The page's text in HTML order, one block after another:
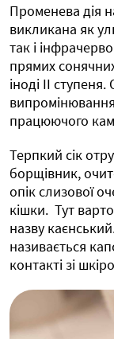
Променева дія
викликана як
так і
прямих
іноді ІІ
працюючого
Терпкий сік
борщівник,
опік слизової
кішки. Тут
назву
називається
контакті зі